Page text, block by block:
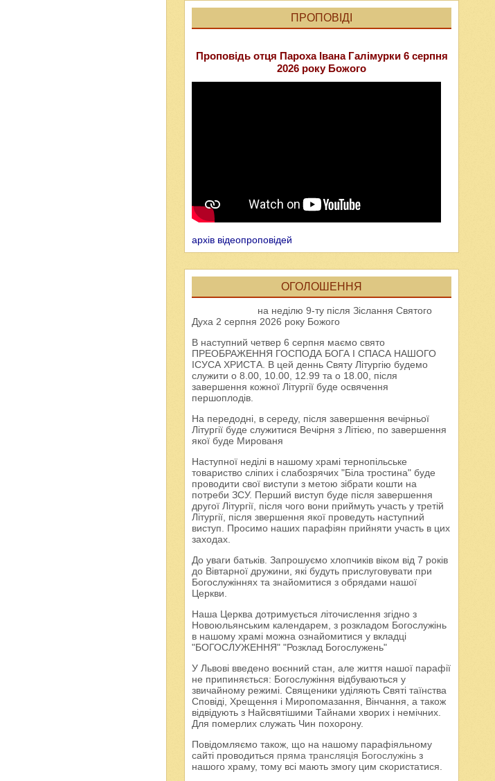
ПРОПОВІДІ
Проповідь отця Пароха Івана Галімурки 6 серпня
2026 року Божого
архів відеопроповідей
ОГОЛОШЕННЯ
на неділю 9-ту після Зіслання Святого
Духа 2 серпня 2026 року Божого
В наступний четвер 6 серпня маємо свято
ПРЕОБРАЖЕННЯ ГОСПОДА БОГА І СПАСА НАШОГО
ІСУСА ХРИСТА. В цей деннь Святу Літургію будемо
служити о 8.00, 10.00, 12.99 та о 18.00, після
завершення кожної Літургії буде освячення
першоплодів.
На передодні, в середу, після завершення вечірньої
Літургії буде служитися Вечірня з Літією, по завершення
якої буде Мированя
Наступної неділі в нашому храмі тернопільське
товариство сліпих і слабозрячих "Біла тростина" буде
проводити свої виступи з метою зібрати кошти на
потреби ЗСУ. Перший виступ буде після завершення
другої Літургії, після чого вони приймуть участь у третій
Літургії, після звершення якої проведуть наступний
виступ. Просимо наших парафіян прийняти участь в цих
заходах.
До уваги батьків. Запрошуємо хлопчиків віком від 7 років
до Вівтарної дружини, які будуть прислуговувати при
Богослужіннях та знайомитися з обрядами нашої
Церкви.
Наша Церква дотримується літочислення згідно з
Новоюльянським календарем, з розкладом Богослужінь
в нашому храмі можна ознайомитися у вкладці
"БОГОСЛУЖЕННЯ" "Розклад Богослужень"
У Львові введено воєнний стан, але життя нашої парафії
не припиняється: Богослужіння відбуваються у
звичайному режимі. Священики уділяють Святі таїнства
Сповіді, Хрещення і Миропомазання, Вінчання, а також
відвідують з Найсвятішими Тайнами хворих і немічних.
Для померлих служать Чин похорону.
Повідомляємо також, що на нашому парафіяльному
сайті проводиться пряма трансляція Богослужінь з
нашого храму, тому всі мають змогу цим скористатися.